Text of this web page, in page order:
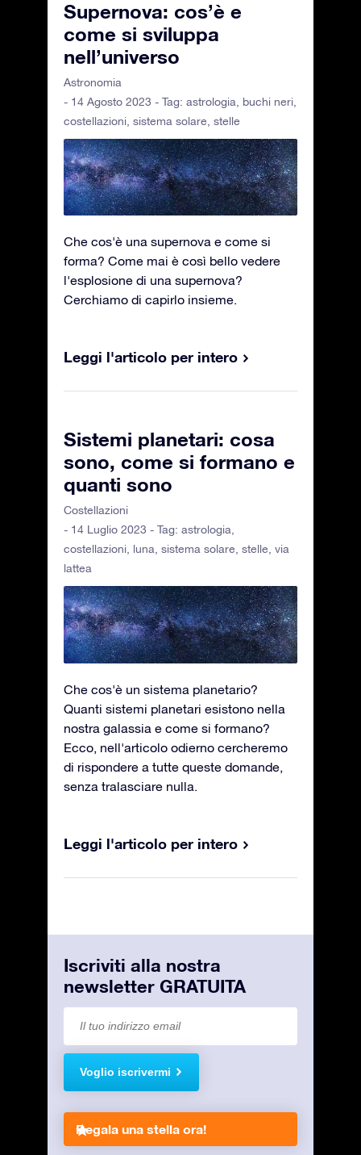
Supernova: cos’è e
come si sviluppa
nell’universo
Astronomia
- 14 Agosto 2023 - Tag: astrologia buchi neri
costellazioni sistema solare stelle
Che cos'è una supernova e come si
forma? Come mai è così bello vedere
l'esplosione di una supernova?
Cerchiamo di capirlo insieme.
Leggi l'articolo per intero
Sistemi planetari: cosa
sono, come si formano e
quanti sono
Costellazioni
- 14 Luglio 2023 - Tag: astrologia
costellazioni luna sistema solare stelle via
lattea
Che cos'è un sistema planetario?
Quanti sistemi planetari esistono nella
nostra galassia e come si formano?
Ecco, nell'articolo odierno cercheremo
di rispondere a tutte queste domande,
senza tralasciare nulla.
Leggi l'articolo per intero
Iscriviti alla nostra
newsletter GRATUITA
Voglio iscrivermi
Regala una stella ora!